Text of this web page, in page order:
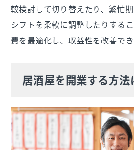
較検討して切り替えたり、繁忙
シフトを柔軟に調整したりする
費を最適化し、収益性を改善でき
居酒屋を開業する方法